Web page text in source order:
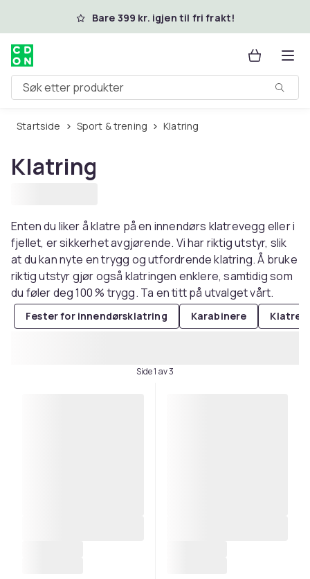
Hopp til hovedinnholdBare 399 kr. igjen til fri frakt!
Søk etter produkter
Startside Sport & trening Klatring
Klatring
Enten du liker å klatre på en innendørs klatrevegg eller i
fjellet, er sikkerhet avgjørende. Vi har riktig utstyr, slik
at du kan nyte en trygg og utfordrende klatring. Å bruke
riktig utstyr gjør også klatringen enklere, samtidig som
du føler deg 100 % trygg. Ta en titt på utvalget vårt.
Fester for innendørsklatring Karabinere
Side 1 av 3